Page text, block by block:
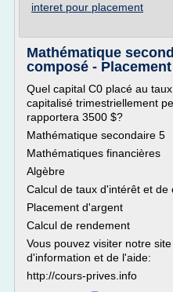
interet pour placement
Mathématique
composé -
Quel capital C0 placé au
capitalisé trimestriellement
rapportera 3500 $?
Mathématique secondaire 5
Mathématiques financières
Algèbre
Calcul de taux d'intérêt et de
Placement d'argent
Calcul de rendement
Vous pouvez visiter notre
d'information et de l'aide:
http://cours-prives.info